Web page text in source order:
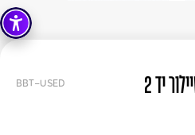
BBT-USED
גיטרה אקוסטית ביג בייבי טיילור יד 2